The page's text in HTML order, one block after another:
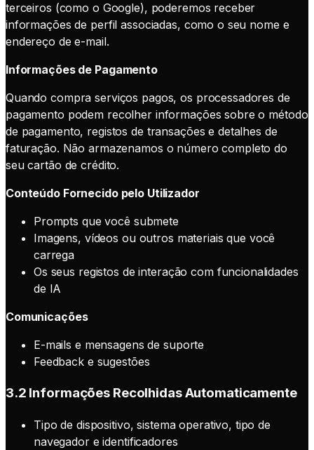
terceiros (como o Google), poderemos receber
informações de perfil associadas, como o seu nome e
endereço de e-mail.
Informações de Pagamento
Quando compra serviços pagos, os processadores de
pagamento podem recolher informações sobre o método
de pagamento, registos de transações e detalhes de
faturação. Não armazenamos o número completo do
seu cartão de crédito.
Conteúdo Fornecido pelo Utilizador
Prompts que você submete
Imagens, vídeos ou outros materiais que você
carrega
Os seus registos de interação com funcionalidades
de IA
Comunicações
E-mails e mensagens de suporte
Feedback e sugestões
3.2 Informações Recolhidas Automaticamente
Tipo de dispositivo, sistema operativo, tipo de
navegador e identificadores